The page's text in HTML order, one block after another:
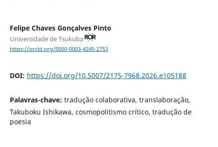
Felipe Chaves Gonçalves Pinto
Universidade de Tsukuba
https://orcid.org/0000-0003-4245-2753
DOI: https://doi.org/10.5007/2175-7968.2026.e105188
Palavras-chave: tradução colaborativa, translaboração,
Takuboku Ishikawa, cosmopolitismo crítico, tradução de
poesia